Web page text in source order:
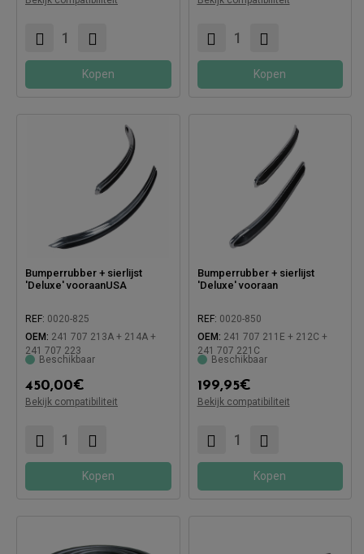
Kopen Kopen
Bumperrubber + sierlijst
'Deluxe' vooraanUSA
REF: 0020-825
OEM: 241 707 213A + 214A +
241 707 223
Beschikbaar
450,00€
Bekijk compatibiliteit
Kopen
Bumperrubber + sierlijst
'Deluxe' vooraan
REF: 0020-850
OEM: 241 707 211E + 212C +
241 707 221C
Beschikbaar
199,95€
Bekijk compatibiliteit
Kopen